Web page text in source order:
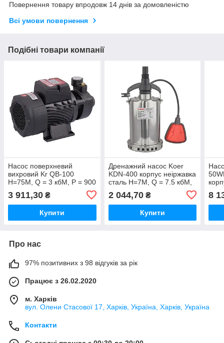
Повернення товару впродовж 14 днів за домовленістю
Всі умови повернення
Подібні товари компанії
Насос поверхневий
вихровий Kr QB-100
Н=75М, Q = 3 кбМ, P = 900
3 911,30 ₴
Купити
Дренажний насос Koer
KDN-400 корпус неіржавка
сталь Н=7М, Q = 7.5 кбМ,
2 044,70₴
Купити
8
Про нас
97% позитивних з 98 відгуків за рік
Працює з 26.02.2020
м. Харків
вул. Олени Стасової 17, Харків, Україна, Харків, Україна
Контакти